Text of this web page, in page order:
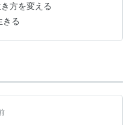
の記事はこちからから⇒
を得ようと思った、正直
バばかりだった 「もし時間
せ私には無理」で終わっ
ある。 …
方を変える
きる